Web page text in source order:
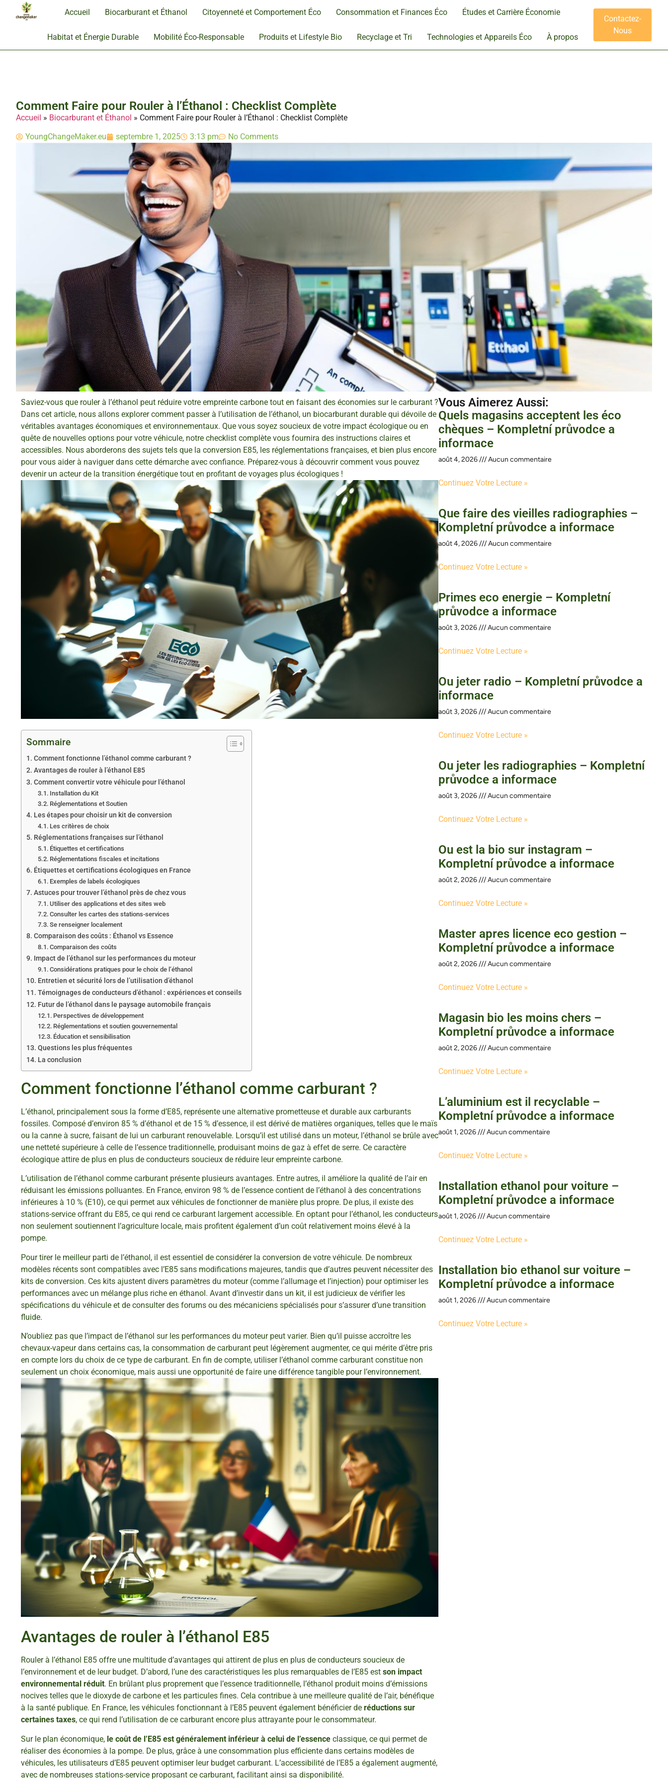
Accueil Biocarburant et Éthanol Citoyenneté et Comportement Éco Consommation et Finances Éco Études et Carrière Économie
Habitat et Énergie Durable Mobilité Éco-Responsable Produits et Lifestyle Bio Recyclage et Tri Technologies et Appareils Éco À propos
Contactez-
Nous
Comment Faire pour Rouler à l’Éthanol : Checklist Complète
Accueil » Biocarburant et Éthanol » Comment Faire pour Rouler à l’Éthanol : Checklist Complète
YoungChangeMaker.eu septembre 1, 2025 3:13 pm No Comments
Saviez-vous que rouler à l’éthanol peut réduire votre empreinte carbone tout en faisant des économies sur le carburant ?
Dans cet article, nous allons explorer comment passer à l’utilisation de l’éthanol, un biocarburant durable qui dévoile de
véritables avantages économiques et environnementaux. Que vous soyez soucieux de votre impact écologique ou en
quête de nouvelles options pour votre véhicule, notre checklist complète vous fournira des instructions claires et
accessibles. Nous aborderons des sujets tels que la conversion E85, les réglementations françaises, et bien plus encore
pour vous aider à naviguer dans cette démarche avec confiance. Préparez-vous à découvrir comment vous pouvez
devenir un acteur de la transition énergétique tout en profitant de voyages plus écologiques !
Sommaire
Comment fonctionne l’éthanol comme carburant ?
Avantages de rouler à l’éthanol E85
Comment convertir votre véhicule pour l’éthanol
Installation du Kit
Réglementations et Soutien
Les étapes pour choisir un kit de conversion
Les critères de choix
Réglementations françaises sur l’éthanol
Étiquettes et certifications
Réglementations fiscales et incitations
Étiquettes et certifications écologiques en France
Exemples de labels écologiques
Astuces pour trouver l’éthanol près de chez vous
Utiliser des applications et des sites web
Consulter les cartes des stations-services
Se renseigner localement
Comparaison des coûts : Éthanol vs Essence
Comparaison des coûts
Impact de l’éthanol sur les performances du moteur
Considérations pratiques pour le choix de l’éthanol
Entretien et sécurité lors de l’utilisation d’éthanol
Témoignages de conducteurs d’éthanol : expériences et conseils
Futur de l’éthanol dans le paysage automobile français
Perspectives de développement
Réglementations et soutien gouvernemental
Éducation et sensibilisation
Questions les plus fréquentes
La conclusion
Comment fonctionne l’éthanol comme carburant ?
L’éthanol, principalement sous la forme d’E85, représente une alternative prometteuse et durable aux carburants
fossiles. Composé d’environ 85 % d’éthanol et de 15 % d’essence, il est dérivé de matières organiques, telles que le maïs
ou la canne à sucre, faisant de lui un carburant renouvelable. Lorsqu’il est utilisé dans un moteur, l’éthanol se brûle avec
une netteté supérieure à celle de l’essence traditionnelle, produisant moins de gaz à effet de serre. Ce caractère
écologique attire de plus en plus de conducteurs soucieux de réduire leur empreinte carbone.
L’utilisation de l’éthanol comme carburant présente plusieurs avantages. Entre autres, il améliore la qualité de l’air en
réduisant les émissions polluantes. En France, environ 98 % de l’essence contient de l’éthanol à des concentrations
inférieures à 10 % (E10), ce qui permet aux véhicules de fonctionner de manière plus propre. De plus, il existe des
stations-service offrant du E85, ce qui rend ce carburant largement accessible. En optant pour l’éthanol, les conducteurs
non seulement soutiennent l’agriculture locale, mais profitent également d’un coût relativement moins élevé à la
pompe.
Pour tirer le meilleur parti de l’éthanol, il est essentiel de considérer la conversion de votre véhicule. De nombreux
modèles récents sont compatibles avec l’E85 sans modifications majeures, tandis que d’autres peuvent nécessiter des
kits de conversion. Ces kits ajustent divers paramètres du moteur (comme l’allumage et l’injection) pour optimiser les
performances avec un mélange plus riche en éthanol. Avant d’investir dans un kit, il est judicieux de vérifier les
spécifications du véhicule et de consulter des forums ou des mécaniciens spécialisés pour s’assurer d’une transition
fluide.
N’oubliez pas que l’impact de l’éthanol sur les performances du moteur peut varier. Bien qu’il puisse accroître les
chevaux-vapeur dans certains cas, la consommation de carburant peut légèrement augmenter, ce qui mérite d’être pris
en compte lors du choix de ce type de carburant. En fin de compte, utiliser l’éthanol comme carburant constitue non
seulement un choix économique, mais aussi une opportunité de faire une différence tangible pour l’environnement.
Avantages de rouler à l’éthanol E85
Rouler à l’éthanol E85 offre une multitude d’avantages qui attirent de plus en plus de conducteurs soucieux de
l’environnement et de leur budget. D’abord, l’une des caractéristiques les plus remarquables de l’E85 est son impact
environnemental réduit. En brûlant plus proprement que l’essence traditionnelle, l’éthanol produit moins d’émissions
nocives telles que le dioxyde de carbone et les particules fines. Cela contribue à une meilleure qualité de l’air, bénéfique
à la santé publique. En France, les véhicules fonctionnant à l’E85 peuvent également bénéficier de réductions sur
certaines taxes, ce qui rend l’utilisation de ce carburant encore plus attrayante pour le consommateur.
Sur le plan économique, le coût de l’E85 est généralement inférieur à celui de l’essence classique, ce qui permet de
réaliser des économies à la pompe. De plus, grâce à une consommation plus efficiente dans certains modèles de
véhicules, les utilisateurs d’E85 peuvent optimiser leur budget carburant. L’accessibilité de l’E85 a également augmenté,
avec de nombreuses stations-service proposant ce carburant, facilitant ainsi sa disponibilité.
Vous Aimerez Aussi :
Quels magasins acceptent les éco
chèques – Kompletní průvodce a
informace
août 4, 2026 Aucun commentaire
Continuez Votre Lecture »
Que faire des vieilles radiographies –
Kompletní průvodce a informace
août 4, 2026 Aucun commentaire
Continuez Votre Lecture »
Primes eco energie – Kompletní
průvodce a informace
août 3, 2026 Aucun commentaire
Continuez Votre Lecture »
Ou jeter radio – Kompletní průvodce a
informace
août 3, 2026 Aucun commentaire
Continuez Votre Lecture »
Ou jeter les radiographies – Kompletní
průvodce a informace
août 3, 2026 Aucun commentaire
Continuez Votre Lecture »
Ou est la bio sur instagram –
Kompletní průvodce a informace
août 2, 2026 Aucun commentaire
Continuez Votre Lecture »
Master apres licence eco gestion –
Kompletní průvodce a informace
août 2, 2026 Aucun commentaire
Continuez Votre Lecture »
Magasin bio les moins chers –
Kompletní průvodce a informace
août 2, 2026 Aucun commentaire
Continuez Votre Lecture »
L’aluminium est il recyclable –
Kompletní průvodce a informace
août 1, 2026 Aucun commentaire
Continuez Votre Lecture »
Installation ethanol pour voiture –
Kompletní průvodce a informace
août 1, 2026 Aucun commentaire
Continuez Votre Lecture »
Installation bio ethanol sur voiture –
Kompletní průvodce a informace
août 1, 2026 Aucun commentaire
Continuez Votre Lecture »